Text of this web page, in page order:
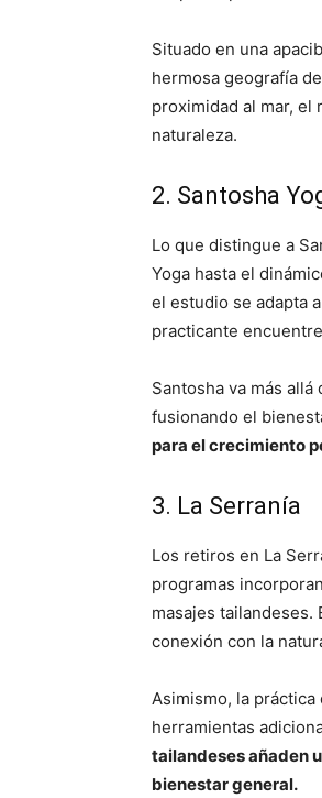
Situado en una
hermosa geografía
proximidad al mar,
naturaleza.
2. Santosha
Lo que distingue a
Yoga hasta el
el estudio se adapta
practicante
Santosha va más
fusionando el
para el crecimiento
3. La Serranía
Los retiros en La
programas
masajes
conexión con la
Asimismo, la
herramientas
tailandeses añaden
bienestar general.